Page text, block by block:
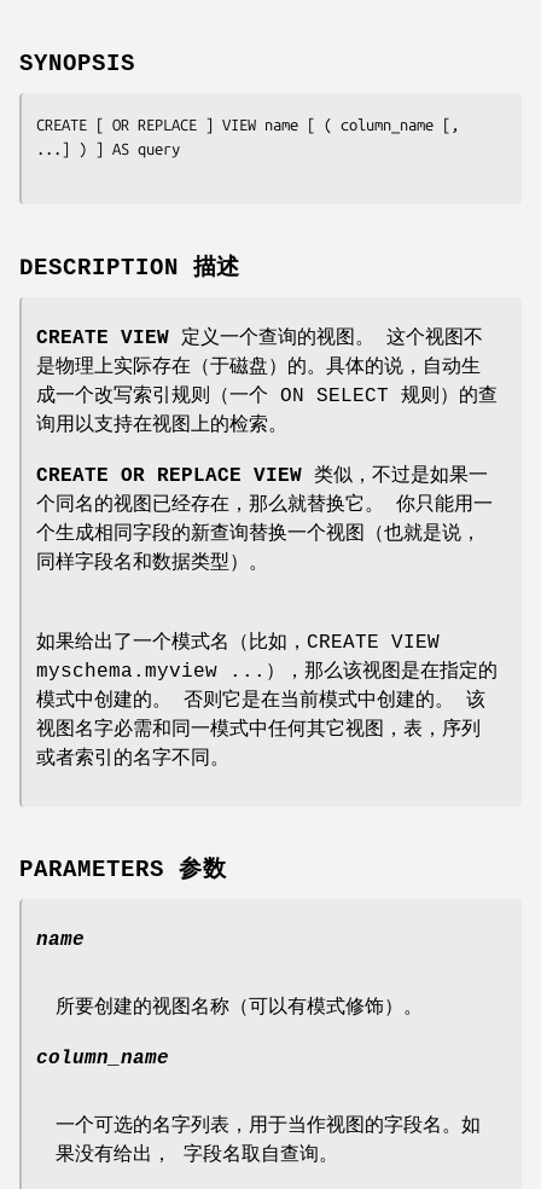
SYNOPSIS
CREATE [ OR REPLACE ] VIEW name [ ( column_name [,
...] ) ] AS query
DESCRIPTION 描述
CREATE VIEW 定义一个查询的视图。 这个视图不
是物理上实际存在（于磁盘）的。具体的说，自动生
成一个改写索引规则（一个 ON SELECT 规则）的查
询用以支持在视图上的检索。
CREATE OR REPLACE VIEW 类似，不过是如果一
个同名的视图已经存在，那么就替换它。 你只能用一
个生成相同字段的新查询替换一个视图（也就是说，
同样字段名和数据类型）。
如果给出了一个模式名（比如，CREATE VIEW
myschema.myview ...），那么该视图是在指定的
模式中创建的。 否则它是在当前模式中创建的。 该
视图名字必需和同一模式中任何其它视图，表，序列
或者索引的名字不同。
PARAMETERS 参数
name
所要创建的视图名称（可以有模式修饰）。
column_name
一个可选的名字列表，用于当作视图的字段名。如
果没有给出， 字段名取自查询。